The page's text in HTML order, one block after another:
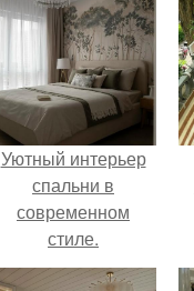
Уютный интерьер
спальни в
современном
стиле.